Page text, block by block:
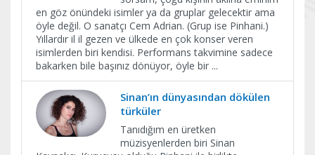
en göz önündeki isimler ya da gruplar gelecektir ama
öyle değil. O sanatçı Cem Adrian. (Grup ise Pinhani.)
Yıllardır il il gezen ve ülkede en çok konser veren
isimlerden biri kendisi. Performans takvimine sadece
bakarken bile başınız dönüyor, öyle bir ...
Sinan’ın dünyasından dökülen
türküler
Tanıdığım en üretken
müzisyenlerden biri Sinan